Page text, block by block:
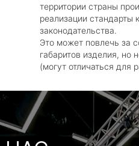
территории страны
реализации стандарты
законодательства.
Это может повлечь за
габаритов изделия, но
(могут отличаться для